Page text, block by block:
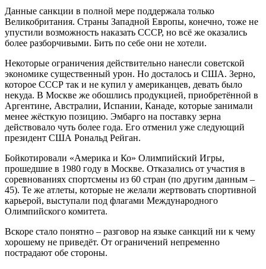
Данные санкции в полной мере поддержала только
Великобритания. Страны Западной Европы, конечно, тоже не
упустили возможность наказать СССР, но всё же оказались
более разборчивыми. Бить по себе они не хотели.
Некоторые ограничения действительно нанесли советской
экономике существенный урон. Но досталось и США. Зерно,
которое СССР так и не купил у американцев, девать было
некуда. В Москве же обошлись продукцией, приобретённой в
Аргентине, Австралии, Испании, Канаде, которые занимали
менее жёсткую позицию. Эмбарго на поставку зерна
действовало чуть более года. Его отменил уже следующий
президент США Рональд Рейган.
Бойкотировали «Америка и Ко» Олимпийский Игры,
прошедшие в 1980 году в Москве. Отказались от участия в
соревнованиях спортсмены из 60 стран (по другим данным –
45). Те же атлеты, которые не желали жертвовать спортивной
карьерой, выступали под флагами Международного
Олимпийского комитета.
Вскоре стало понятно – разговор на языке санкций ни к чему
хорошему не приведёт. От ограничений непременно
пострадают обе стороны.